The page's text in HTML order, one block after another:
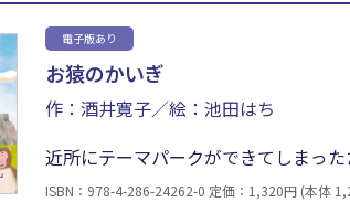
電子版あり
お猿のかいぎ
作：酒井寛子／絵：池田はち
近所にテーマパークができてしまっ
が集まりますが、猿山のお客はまば
ISBN：978-4-286-24262-0 定価：1,320円 (本体